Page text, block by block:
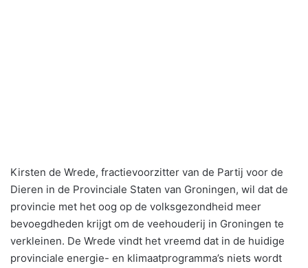
Kirsten de Wrede, fractievoorzitter van de Partij voor de
Dieren in de Provinciale Staten van Groningen, wil dat de
provincie met het oog op de volksgezondheid meer
bevoegdheden krijgt om de veehouderij in Groningen te
verkleinen. De Wrede vindt het vreemd dat in de huidige
provinciale energie- en klimaatprogramma’s niets wordt